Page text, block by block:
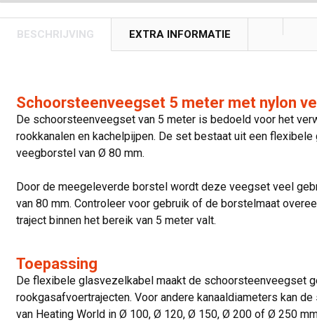
BESCHRIJVING EXTRA INFORMATIE
Schoorsteenveegset 5 meter met nylon
De schoorsteenveegset van 5 meter is bedoeld voor het
rookkanalen en kachelpijpen. De set bestaat uit een
veegborstel van Ø 80 mm.
Door de meegeleverde borstel wordt deze veegset veel
van 80 mm. Controleer voor gebruik of de borstelmaat
traject binnen het bereik van 5 meter valt.
Toepassing
De flexibele glasvezelkabel maakt de schoorsteenveegset
rookgasafvoertrajecten. Voor andere kanaaldiameters kan
van Heating World in Ø 100, Ø 120, Ø 150, Ø 200 of Ø 250